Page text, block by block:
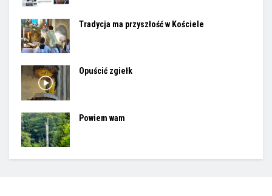
Tradycja ma przyszłość w Kościele
Opuścić zgiełk
Powiem wam